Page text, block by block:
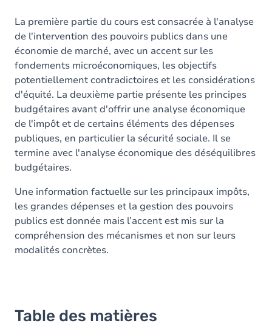
La première partie du cours est consacrée à l'analyse
de l'intervention des pouvoirs publics dans une
économie de marché, avec un accent sur les
fondements microéconomiques, les objectifs
potentiellement contradictoires et les considérations
d'équité. La deuxième partie présente les principes
budgétaires avant d'offrir une analyse économique
de l'impôt et de certains éléments des dépenses
publiques, en particulier la sécurité sociale. Il se
termine avec l'analyse économique des déséquilibres
budgétaires.
Une information factuelle sur les principaux impôts,
les grandes dépenses et la gestion des pouvoirs
publics est donnée mais l’accent est mis sur la
compréhension des mécanismes et non sur leurs
modalités concrètes.
Table des matières